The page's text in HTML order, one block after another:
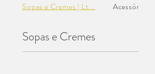
Sopas e Cremes
Sopas e Cremes | Lt... Acessórios